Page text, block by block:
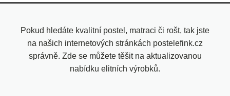
Pokud hledáte kvalitní postel, matraci či rošt, tak jste
na našich internetových stránkách postelefink.cz
správně. Zde se můžete těšit na aktualizovanou
nabídku elitních výrobků.